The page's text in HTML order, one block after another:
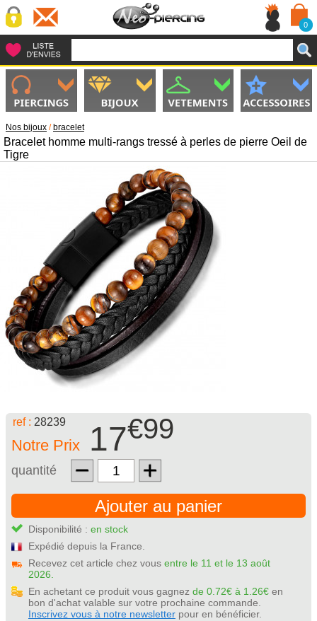
0
Nos bijoux / bracelet
Bracelet homme multi-rangs tressé à perles de pierre Oeil de
Tigre
ref : 28239
Notre Prix 17€99
quantité
Ajouter au panier
Disponibilité : en stock
Expédié depuis la France.
Recevez cet article chez vous entre le 11 et le 13 août
2026.
En achetant ce produit vous gagnez de 0.72€ à 1.26€ en
bon d'achat valable sur votre prochaine commande.
Inscrivez vous à notre newsletter pour en bénéficier.